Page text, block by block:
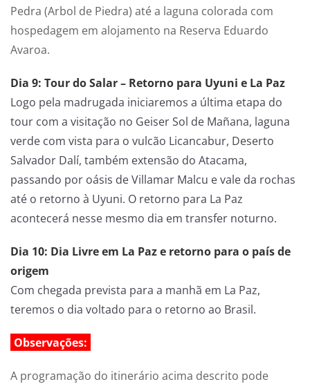
Pedra (Arbol de Piedra) até a laguna colorada com
hospedagem em alojamento na Reserva Eduardo
Avaroa.
Dia 9: Tour do Salar – Retorno para Uyuni e La Paz
Logo pela madrugada iniciaremos a última etapa do
tour com a visitação no Geiser Sol de Mañana, laguna
verde com vista para o vulcão Licancabur, Deserto
Salvador Dalí, também extensão do Atacama,
passando por oásis de Villamar Malcu e vale da rochas
até o retorno à Uyuni. O retorno para La Paz
acontecerá nesse mesmo dia em transfer noturno.
Dia 10: Dia Livre em La Paz e retorno para o país de
origem
Com chegada prevista para a manhã em La Paz,
teremos o dia voltado para o retorno ao Brasil.
Observações:
A programação do itinerário acima descrito pode